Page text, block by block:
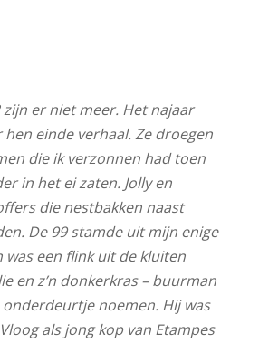
zijn er niet meer. Het najaar
einde verhaal. Ze droegen
die ik verzonnen had toen
in het ei zaten. Jolly en
die nestbakken naast
De 99 stamde uit mijn enige
was een flink uit de kluiten
en z’n donkerkras – buurman
onderdeurtje noemen. Hij was
als jong kop van Etampes